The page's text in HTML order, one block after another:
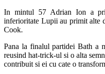
In mintul 57 Adrian Ion a
inferioritate Lupii au primit alte
Cook.
Pana la finalul partidei Bath a
reusind hat-trick-ul si o alta
contribuit si ei cu cate o